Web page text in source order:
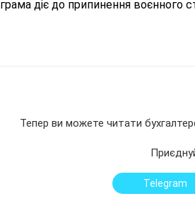
діє до припинення воєнного
Тепер ви можете читати
Telegram